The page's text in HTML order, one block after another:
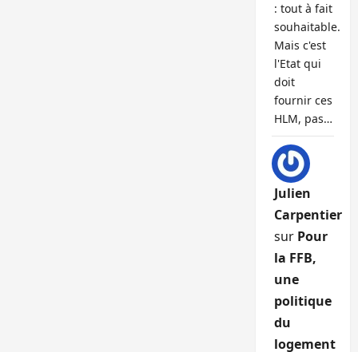
: tout à fait
souhaitable.
Mais c'est
l'Etat qui
doit
fournir ces
HLM, pas…
Julien
Carpentier
sur Pour
la FFB,
une
politique
du
logement